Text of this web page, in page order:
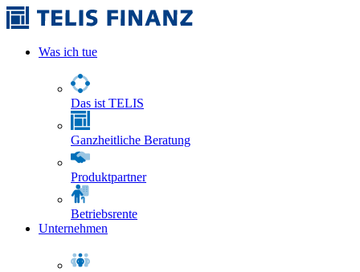
Was ich tue
Das ist TELIS
Ganzheitliche Beratung
Produktpartner
Betriebsrente
Unternehmen